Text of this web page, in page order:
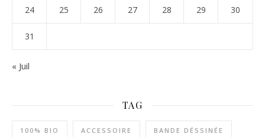
24 25 26 27 28 29 30
31
« Juil
TAG
100% BIO ACCESSOIRE BANDE DÉSSINÉE